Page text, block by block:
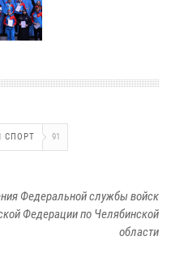
СПОРТ 91
Федеральной службы войск
Федерации по Челябинской
области